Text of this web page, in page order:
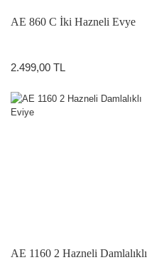
AE 860 C İki Hazneli Evye
2.499,00 TL
AE 1160 2 Hazneli Damlalıklı